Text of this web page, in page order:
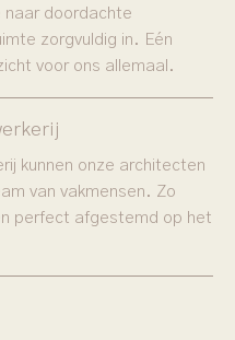
naar doordachte
zorgvuldig in. Eén
voor ons allemaal.
kunnen onze architecten
van vakmensen. Zo
perfect afgestemd op het